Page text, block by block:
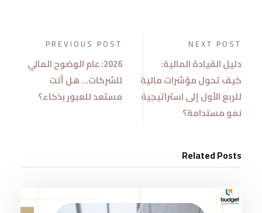
PREVIOUS POST
2026: عام الوضوح المالي
للشركات… هل أنت
مستعد للعبور بذكاء؟
NEXT POST
دليل القيادة المالية:
كيف تحول مؤشرات مالية
للربع الأول إلى استراتيجية
نمو مستدامة؟
Related Posts